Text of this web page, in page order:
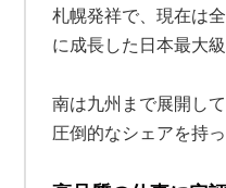
札幌発祥で、現在は
に成長した日本最大
南は九州まで展開し
圧倒的なシェアを持っ